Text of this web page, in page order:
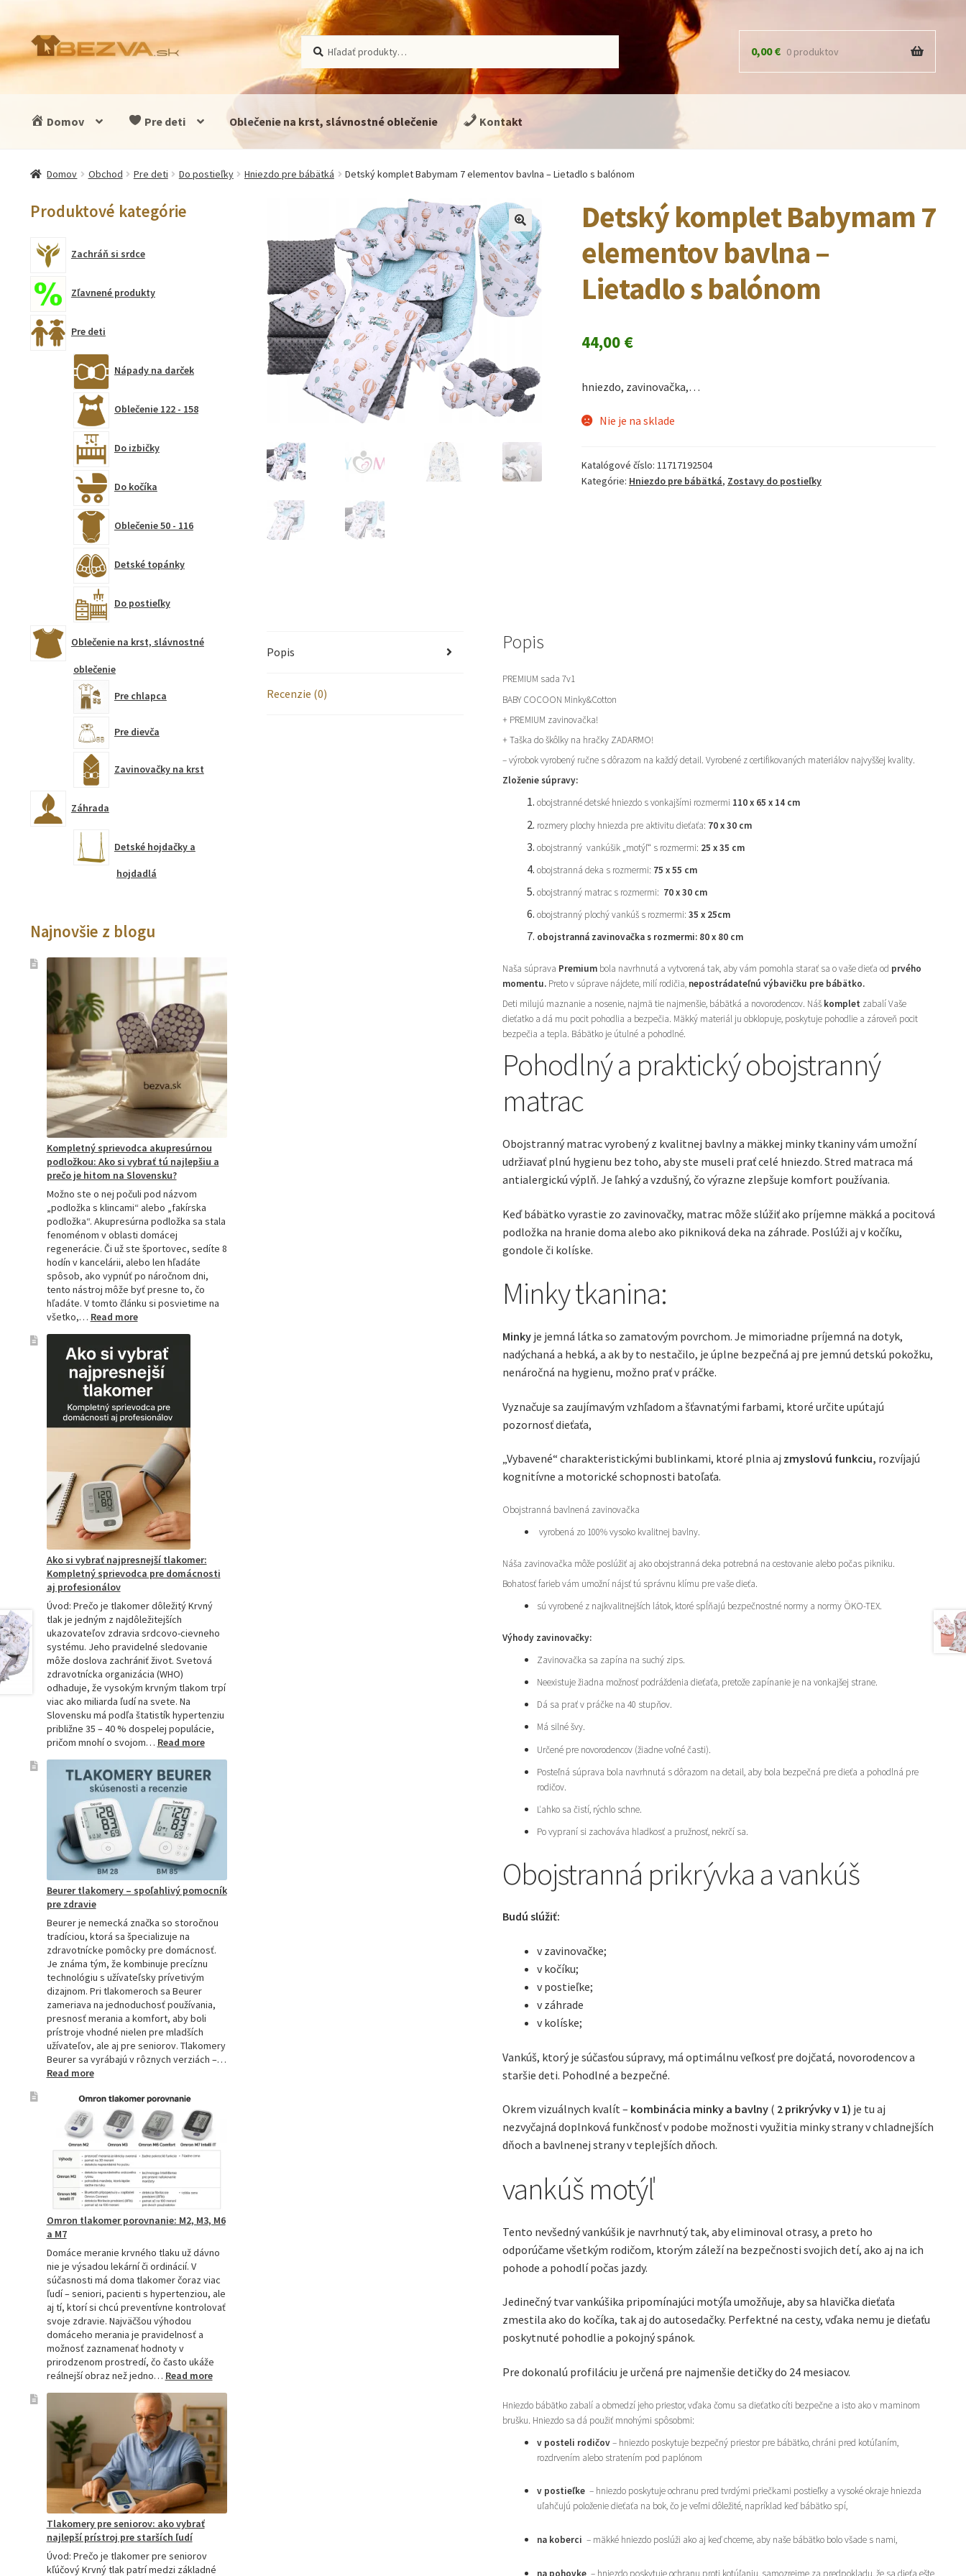
Preskočiť
na
navigáciu
Preskočiť
na
obsah
Hľadať:
Vyhľadávanie
0,00€ 0 produktov
Domov Pre deti Oblečenie na krst, slávnostné oblečenie Kontakt
Domov Obchod Pre deti Do postieľky Hniezdo pre bábätká Detský komplet Babymam 7 elementov bavlna – Lietadlo s balónom
🔍
Detský komplet Babymam 7
elementov bavlna –
Lietadlo s balónom
44,00 €
hniezdo, zavinovačka,…
Nie je na sklade
Katalógové číslo: 11717192504
Kategórie: Hniezdo pre bábätká, Zostavy do postieľky
Popis
Recenzie (0)
Popis
PREMIUM sada 7v1
BABY COCOON Minky&Cotton
+ PREMIUM zavinovačka!
+ Taška do škôlky na hračky ZADARMO!
– výrobok vyrobený ručne s dôrazom na každý detail. Vyrobené z certifikovaných materiálov najvyššej kvality.
Zloženie súpravy:
obojstranné detské hniezdo s vonkajšími rozmermi 110 x 65 x 14 cm
rozmery plochy hniezda pre aktivitu dieťaťa: 70 x 30 cm
obojstranný vankúšik „motýľ“ s rozmermi: 25 x 35 cm
obojstranná deka s rozmermi: 75 x 55 cm
obojstranný matrac s rozmermi: 70 x 30 cm
obojstranný plochý vankúš s rozmermi:35 x 25cm
obojstranná zavinovačka s rozmermi: 80 x 80 cm
Naša súprava Premium bola navrhnutá a vytvorená tak, aby vám pomohla starať sa o vaše dieťa od prvého
momentu. Preto v súprave nájdete, milí rodičia, nepostrádateľnú výbavičku pre bábätko.
Deti milujú maznanie a nosenie, najmä tie najmenšie, bábätká a novorodencov. Náš komplet zabalí Vaše
dieťatko a dá mu pocit pohodlia a bezpečia. Mäkký materiál ju obklopuje, poskytuje pohodlie a zároveň pocit
bezpečia a tepla. Bábätko je útulné a pohodlné.
Pohodlný a praktický obojstranný
matrac
Obojstranný matrac vyrobený z kvalitnej bavlny a mäkkej minky tkaniny vám umožní
udržiavať plnú hygienu bez toho, aby ste museli prať celé hniezdo. Stred matraca má
antialergickú výplň. Je ľahký a vzdušný, čo výrazne zlepšuje komfort používania.
Keď bábätko vyrastie zo zavinovačky, matrac môže slúžiť ako príjemne mäkká a pocitová
podložka na hranie doma alebo ako pikniková deka na záhrade. Poslúži aj v kočíku,
gondole či kolíske.
Minky tkanina:
Minky je jemná látka so zamatovým povrchom. Je mimoriadne príjemná na dotyk,
nadýchaná a hebká, a ak by to nestačilo, je úplne bezpečná aj pre jemnú detskú pokožku,
nenáročná na hygienu, možno prať v práčke.
Vyznačuje sa zaujímavým vzhľadom a šťavnatými farbami, ktoré určite upútajú
pozornosť dieťaťa,
„Vybavené“ charakteristickými bublinkami, ktoré plnia aj zmyslovú funkciu, rozvíjajú
kognitívne a motorické schopnosti batoľaťa.
Obojstranná bavlnená zavinovačka
vyrobená zo 100% vysoko kvalitnej bavlny.
Náša zavinovačka môže poslúžiť aj ako obojstranná deka potrebná na cestovanie alebo počas pikniku.
Bohatosť farieb vám umožní nájsť tú správnu klímu pre vaše dieťa.
sú vyrobené z najkvalitnejších látok, ktoré spĺňajú bezpečnostné normy a normy ÖKO-TEX.
Výhody zavinovačky:
Zavinovačka sa zapína na suchý zips.
Neexistuje žiadna možnosť podráždenia dieťaťa, pretože zapínanie je na vonkajšej strane.
Dá sa prať v práčke na 40 stupňov.
Má silné švy.
Určené pre novorodencov (žiadne voľné časti).
Posteľná súprava bola navrhnutá s dôrazom na detail, aby bola bezpečná pre dieťa a pohodlná pre
rodičov.
Ľahko sa čistí, rýchlo schne.
Po vypraní si zachováva hladkosť a pružnosť, nekrčí sa.
Obojstranná prikrývka a vankúš
Budú slúžiť:
v zavinovačke;
v kočíku;
v postieľke;
v záhrade
v kolíske;
Vankúš, ktorý je súčasťou súpravy, má optimálnu veľkosť pre dojčatá, novorodencov a
staršie deti. Pohodlné a bezpečné.
Okrem vizuálnych kvalít – kombinácia minky a bavlny ( 2 prikrývky v 1) je tu aj
nezvyčajná doplnková funkčnosť v podobe možnosti využitia minky strany v chladnejších
dňoch a bavlnenej strany v teplejších dňoch.
vankúš motýľ
Tento nevšedný vankúšik je navrhnutý tak, aby eliminoval otrasy, a preto ho
odporúčame všetkým rodičom, ktorým záleží na bezpečnosti svojich detí, ako aj na ich
pohode a pohodlí počas jazdy.
Jedinečný tvar vankúšika pripomínajúci motýľa umožňuje, aby sa hlavička dieťaťa
zmestila ako do kočíka, tak aj do autosedačky. Perfektné na cesty, vďaka nemu je dieťaťu
poskytnuté pohodlie a pokojný spánok.
Pre dokonalú profiláciu je určená pre najmenšie detičky do 24 mesiacov.
Hniezdo bábätko zabalí a obmedzí jeho priestor, vďaka čomu sa dieťatko cíti bezpečne a isto ako v maminom
brušku. Hniezdo sa dá použiť mnohými spôsobmi:
v posteli rodičov– hniezdo poskytuje bezpečný priestor pre bábätko, chráni pred kotúľaním,
rozdrvením alebo stratením pod paplónom
v postieľke – hniezdo poskytuje ochranu pred tvrdými priečkami postieľky a vysoké okraje hniezda
uľahčujú položenie dieťaťa na bok, čo je veľmi dôležité, napríklad keď bábätko spí,
na koberci – mäkké hniezdo poslúži ako aj keď chceme, aby naše bábätko bolo všade s nami,
na pohovke – hniezdo poskytuje ochranu proti kotúľaniu, samozrejme za predpokladu, že sa dieťa ešte
Produktové kategórie
Zachráň si srdce
Zľavnené produkty
Pre deti
Nápady na darček
Oblečenie 122 - 158
Do izbičky
Do kočíka
Oblečenie 50 - 116
Detské topánky
Do postieľky
Oblečenie na krst, slávnostné
oblečenie
Pre chlapca
Pre dievča
Zavinovačky na krst
Záhrada
Detské hojdačky a
hojdadlá
Najnovšie z blogu
Kompletný sprievodca akupresúrnou
podložkou: Ako si vybrať tú najlepšiu a
prečo je hitom na Slovensku?
Možno ste o nej počuli pod názvom
„podložka s klincami“ alebo „fakírska
podložka“. Akupresúrna podložka sa stala
fenoménom v oblasti domácej
regenerácie. Či už ste športovec, sedíte 8
hodín v kancelárii, alebo len hľadáte
spôsob, ako vypnúť po náročnom dni,
tento nástroj môže byť presne to, čo
hľadáte. V tomto článku si posvietime na
všetko,… Read more:
akupresúrnou
podložkou:
Ako
si
vybrať
tú
najlepšiu
prečo
je
hitom
na
Slovensku?
Ako si vybrať najpresnejší tlakomer:
Kompletný sprievodca pre domácnosti
aj profesionálov
Úvod: Prečo je tlakomer dôležitý Krvný
tlak je jedným z najdôležitejších
ukazovateľov zdravia srdcovo-cievneho
systému. Jeho pravidelné sledovanie
môže doslova zachrániť život. Svetová
zdravotnícka organizácia (WHO)
odhaduje, že vysokým krvným tlakom trpí
viac ako miliarda ľudí na svete. Na
Slovensku má podľa štatistík hypertenziu
približne 35 – 40 % dospelej populácie,
pričom mnohí o svojom… Read more:
si
vybrať
tlakomer:
Kompletný
sprievodca
pre
domácnosti
aj
profesionálov
Beurer tlakomery – spoľahlivý pomocník
pre zdravie
Beurer je nemecká značka so storočnou
tradíciou, ktorá sa špecializuje na
zdravotnícke pomôcky pre domácnosť.
Je známa tým, že kombinuje precíznu
technológiu s užívateľsky prívetivým
dizajnom. Pri tlakomeroch sa Beurer
zameriava na jednoduchosť používania,
presnosť merania a komfort, aby boli
prístroje vhodné nielen pre mladších
užívateľov, ale aj pre seniorov. Tlakomery
Beurer sa vyrábajú v rôznych verziách –…
Read more:
tlakomery
spoľahlivý
pomocník
pre
zdravie
Omron tlakomer porovnanie: M2, M3, M6
a M7
Domáce meranie krvného tlaku už dávno
nie je výsadou lekární či ordinácií. V
súčasnosti má doma tlakomer čoraz viac
ľudí – seniori, pacienti s hypertenziou, ale
aj tí, ktorí si chcú preventívne kontrolovať
svoje zdravie. Najväčšou výhodou
domáceho merania je pravidelnosť a
možnosť zaznamenať hodnoty v
prirodzenom prostredí, čo často ukáže
reálnejší obraz než jedno… Read more:
porovnanie:
M2,
M3,
M6
a
M7
Tlakomery pre seniorov: ako vybrať
najlepší prístroj pre starších ľudí
Úvod: Prečo je tlakomer pre seniorov
kľúčový Krvný tlak patrí medzi základné